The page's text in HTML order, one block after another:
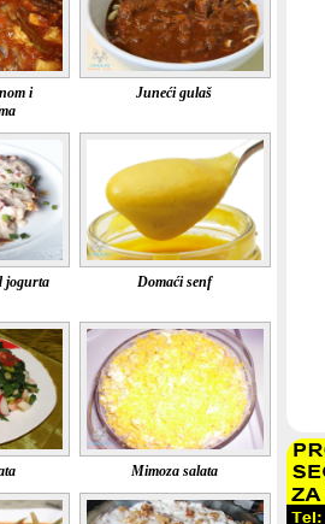
i
Juneći gulaš
jogurta Domaći senf
Mimoza salata